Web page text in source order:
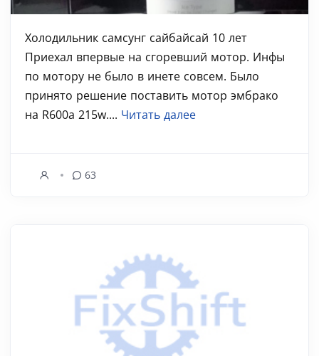
Холодильник самсунг сайбайсай 10 лет
Приехал впервые на сгоревший мотор. Инфы
по мотору не было в инете совсем. Было
принято решение поставить мотор эмбрако
на R600a 215w.... Читать далее
63